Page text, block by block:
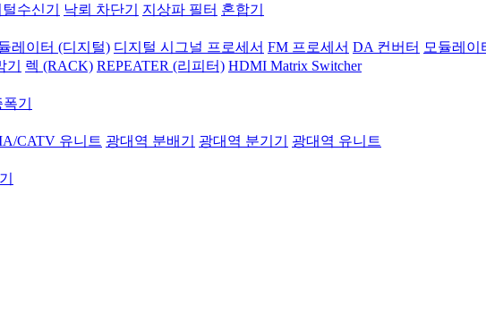
수신기 낙뢰 차단기 지상파 필터 혼합기
레이터 (디지털) 디지털 시그널 프로세서 FM 프로세서 DA 컨버터 모듈레이
렉 (RACK) REPEATER (리피터) HDMI Matrix Switcher
기
CATV 유니트 광대역 분배기 광대역 분기기
광대역 유니트